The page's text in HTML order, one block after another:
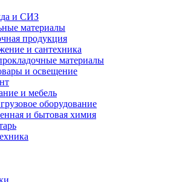
и СИЗ
материалы
продукция
и сантехника
материалы
и освещение
и мебель
оборудование
и бытовая химия